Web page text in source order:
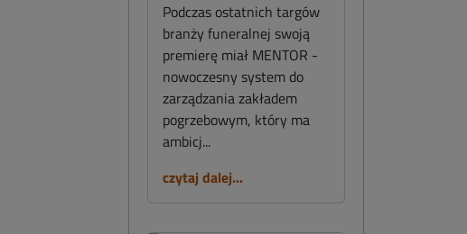
Podczas ostatnich targów
branży funeralnej swoją
premierę miał MENTOR -
nowoczesny system do
zarządzania zakładem
pogrzebowym, który ma
ambicj...
czytaj dalej...